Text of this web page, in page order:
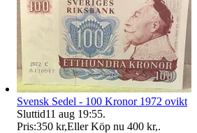
Svensk Sedel - 100 Kronor 1972 ovikt
Sluttid11 aug 19:55.
Pris:350 kr,Eller Köp nu 400 kr,.